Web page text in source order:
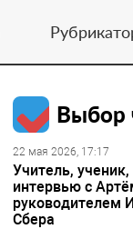
Выбор
22 мая 2026, 17:17
Учитель,
интервью с
руководителем
Сбера